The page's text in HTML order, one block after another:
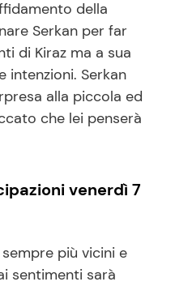
della
Serkan per far
di Kiraz ma a sua
intenzioni. Serkan
alla piccola ed
che lei penserà
venerdì 7
più vicini e
sentimenti sarà